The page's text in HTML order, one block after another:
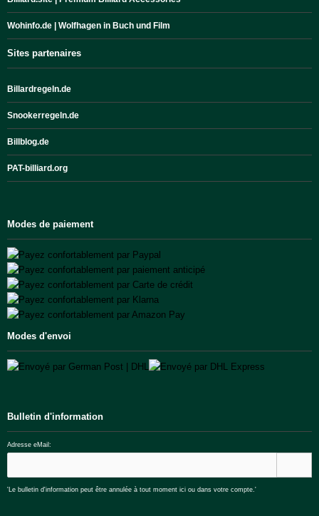
Wohinfo.de | Wolfhagen in Buch und Film
Sites partenaires
Billardregeln.de
Snookerregeln.de
Billblog.de
PAT-billiard.org
Modes de paiement
Modes d'envoi
Bulletin d'information
Adresse eMail:
'Le bulletin d'information peut être annulée à tout moment ici ou dans votre compte.'